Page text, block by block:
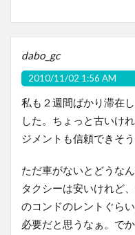
dabo_gc
2010/11/02 1:56 AM
私も２週間ばかり滞在
した。ちょっと古いけ
ジメントも信頼できそう
ただ車がないとどうな
タクシーは安いけれど
のコンドのレントぐら
必要だと思うなぁ。で